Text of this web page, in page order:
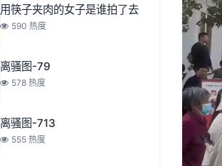
用筷子夹肉的女子是谁拍了去
590 热度
离骚图-79
578 热度
离骚图-713
555 热度